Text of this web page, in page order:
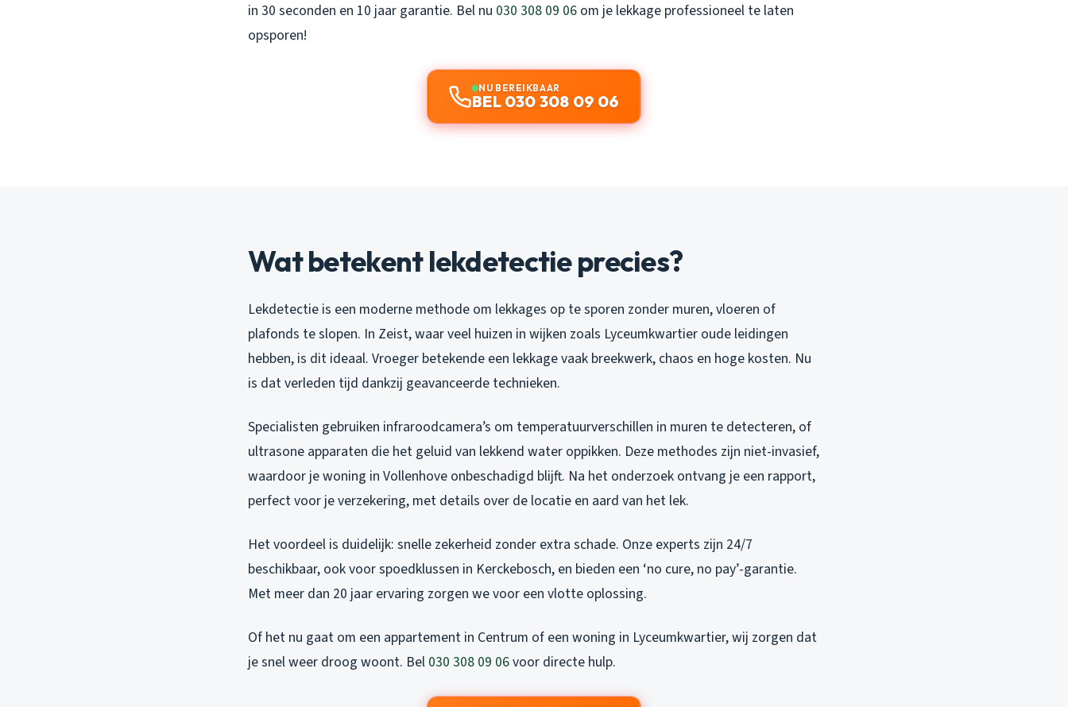
in 30 seconden en 10 jaar garantie. Bel nu 030 308 09 06 om je lekkage professioneel te laten
opsporen!
NU BEREIKBAAR
BEL 030 308 09 06
Wat betekent lekdetectie precies?
Lekdetectie is een moderne methode om lekkages op te sporen zonder muren, vloeren of
plafonds te slopen. In Zeist, waar veel huizen in wijken zoals Lyceumkwartier oude leidingen
hebben, is dit ideaal. Vroeger betekende een lekkage vaak breekwerk, chaos en hoge kosten. Nu
is dat verleden tijd dankzij geavanceerde technieken.
Specialisten gebruiken infraroodcamera’s om temperatuurverschillen in muren te detecteren, of
ultrasone apparaten die het geluid van lekkend water oppikken. Deze methodes zijn niet-invasief,
waardoor je woning in Vollenhove onbeschadigd blijft. Na het onderzoek ontvang je een rapport,
perfect voor je verzekering, met details over de locatie en aard van het lek.
Het voordeel is duidelijk: snelle zekerheid zonder extra schade. Onze experts zijn 24/7
beschikbaar, ook voor spoedklussen in Kerckebosch, en bieden een ‘no cure, no pay’-garantie.
Met meer dan 20 jaar ervaring zorgen we voor een vlotte oplossing.
Of het nu gaat om een appartement in Centrum of een woning in Lyceumkwartier, wij zorgen dat
je snel weer droog woont. Bel 030 308 09 06voor directe hulp.